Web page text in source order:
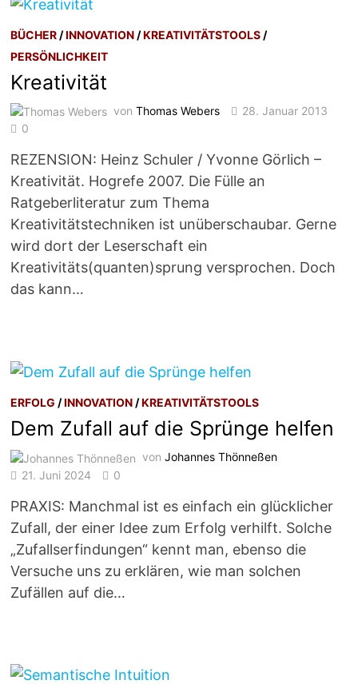
BÜCHER /INNOVATION /KREATIVITÄTSTOOLS /
PERSÖNLICHKEIT
Kreativität
vonThomas Webers
28. Januar 2013
0
REZENSION: Heinz Schuler / Yvonne Görlich –
Kreativität. Hogrefe 2007. Die Fülle an
Ratgeberliteratur zum Thema
Kreativitätstechniken ist unüberschaubar. Gerne
wird dort der Leserschaft ein
Kreativitäts(quanten)sprung versprochen. Doch
das kann…
ERFOLG /INNOVATION /KREATIVITÄTSTOOLS
Dem Zufall auf die Sprünge helfen
vonJohannes Thönneßen
21. Juni 2024
0
PRAXIS: Manchmal ist es einfach ein glücklicher
Zufall, der einer Idee zum Erfolg verhilft. Solche
„Zufallserfindungen“ kennt man, ebenso die
Versuche uns zu erklären, wie man solchen
Zufällen auf die…